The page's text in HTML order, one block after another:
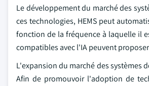
Le développement du marché des
ces technologies, HEMS peut
fonction de la fréquence à laquelle il
compatibles avec l'IA peuvent
L'expansion du marché des systèmes
Afin de promouvoir l'adoption de